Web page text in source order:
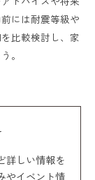
には耐震等級や
比較検討し、家
。
詳しい情報を
やイベント情